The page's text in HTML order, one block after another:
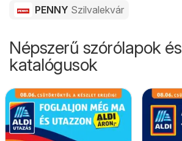
PENNY Szilvalekvár
Népszerű szórólapok és
katalógusok